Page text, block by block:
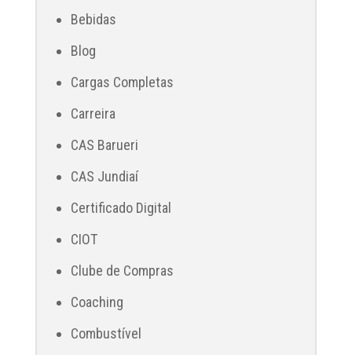
Bebidas
Blog
Cargas Completas
Carreira
CAS Barueri
CAS Jundiaí
Certificado Digital
CIOT
Clube de Compras
Coaching
Combustível